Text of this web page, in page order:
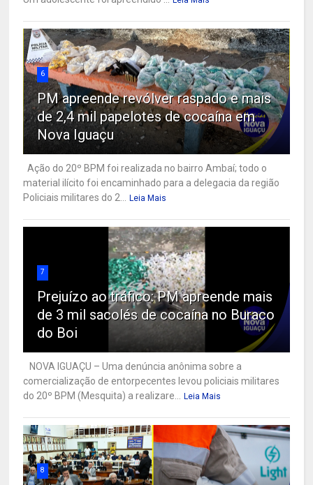
6
PM apreende revólver raspado e mais
de 2,4 mil papelotes de cocaína em
Nova Iguaçu
Ação do 20º BPM foi realizada no bairro Ambaí; todo o
material ilícito foi encaminhado para a delegacia da região
Policiais militares do 2...
Leia Mais
7
Prejuízo ao tráfico: PM apreende mais
de 3 mil sacolés de cocaína no Buraco
do Boi
NOVA IGUAÇU – Uma denúncia anônima sobre a
comercialização de entorpecentes levou policiais militares
do 20º BPM (Mesquita) a realizare...
Leia Mais
8